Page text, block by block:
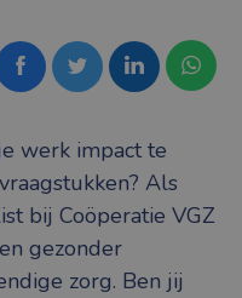
werk impact te
Als
bij Coöperatie VGZ
gezonder
zorg. Ben jij